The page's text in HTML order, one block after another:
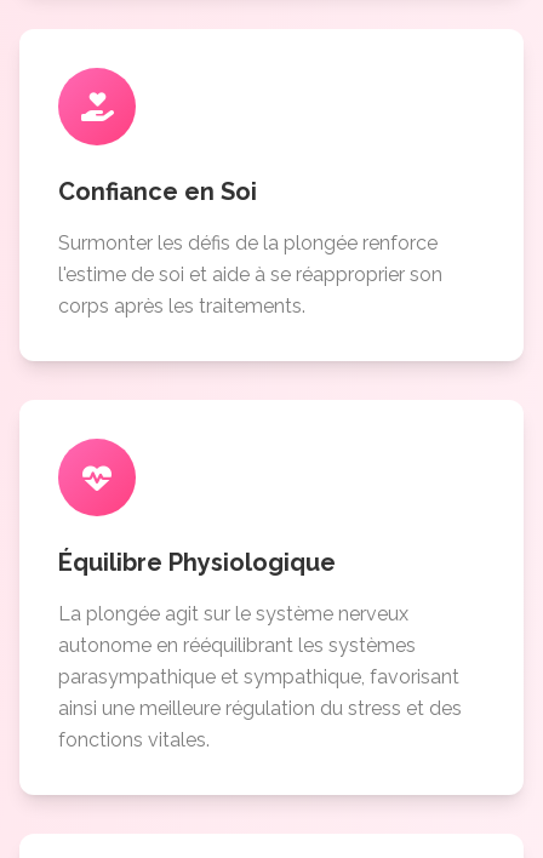
Confiance en Soi
Surmonter les défis de la plongée renforce
l'estime de soi et aide à se réapproprier son
corps après les traitements.
Équilibre Physiologique
La plongée agit sur le système nerveux
autonome en rééquilibrant les systèmes
parasympathique et sympathique, favorisant
ainsi une meilleure régulation du stress et des
fonctions vitales.